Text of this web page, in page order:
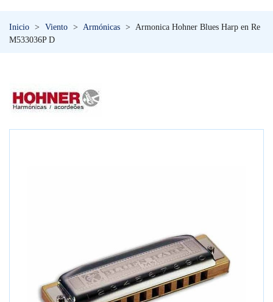
Inicio > Viento > Armónicas > Armonica Hohner Blues Harp en Re
M533036P D